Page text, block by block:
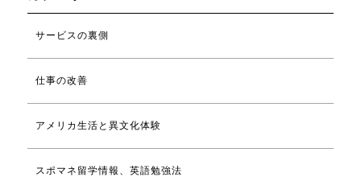
サービスの裏側
仕事の改善
アメリカ生活と異文化体験
スポマネ留学情報、英語勉強法